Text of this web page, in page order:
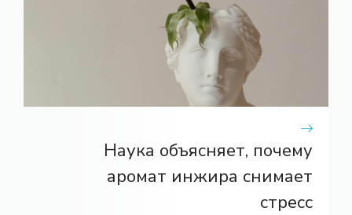
Наука объясняет, почему
аромат инжира снимает
стресс